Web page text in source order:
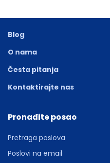
Blog
O nama
Česta pitanja
Kontaktirajte nas
Pronađite posao
Pretraga poslova
Poslovi na email